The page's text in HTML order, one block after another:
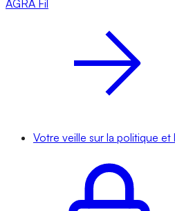
AGRA Fil
Votre veille sur la politique